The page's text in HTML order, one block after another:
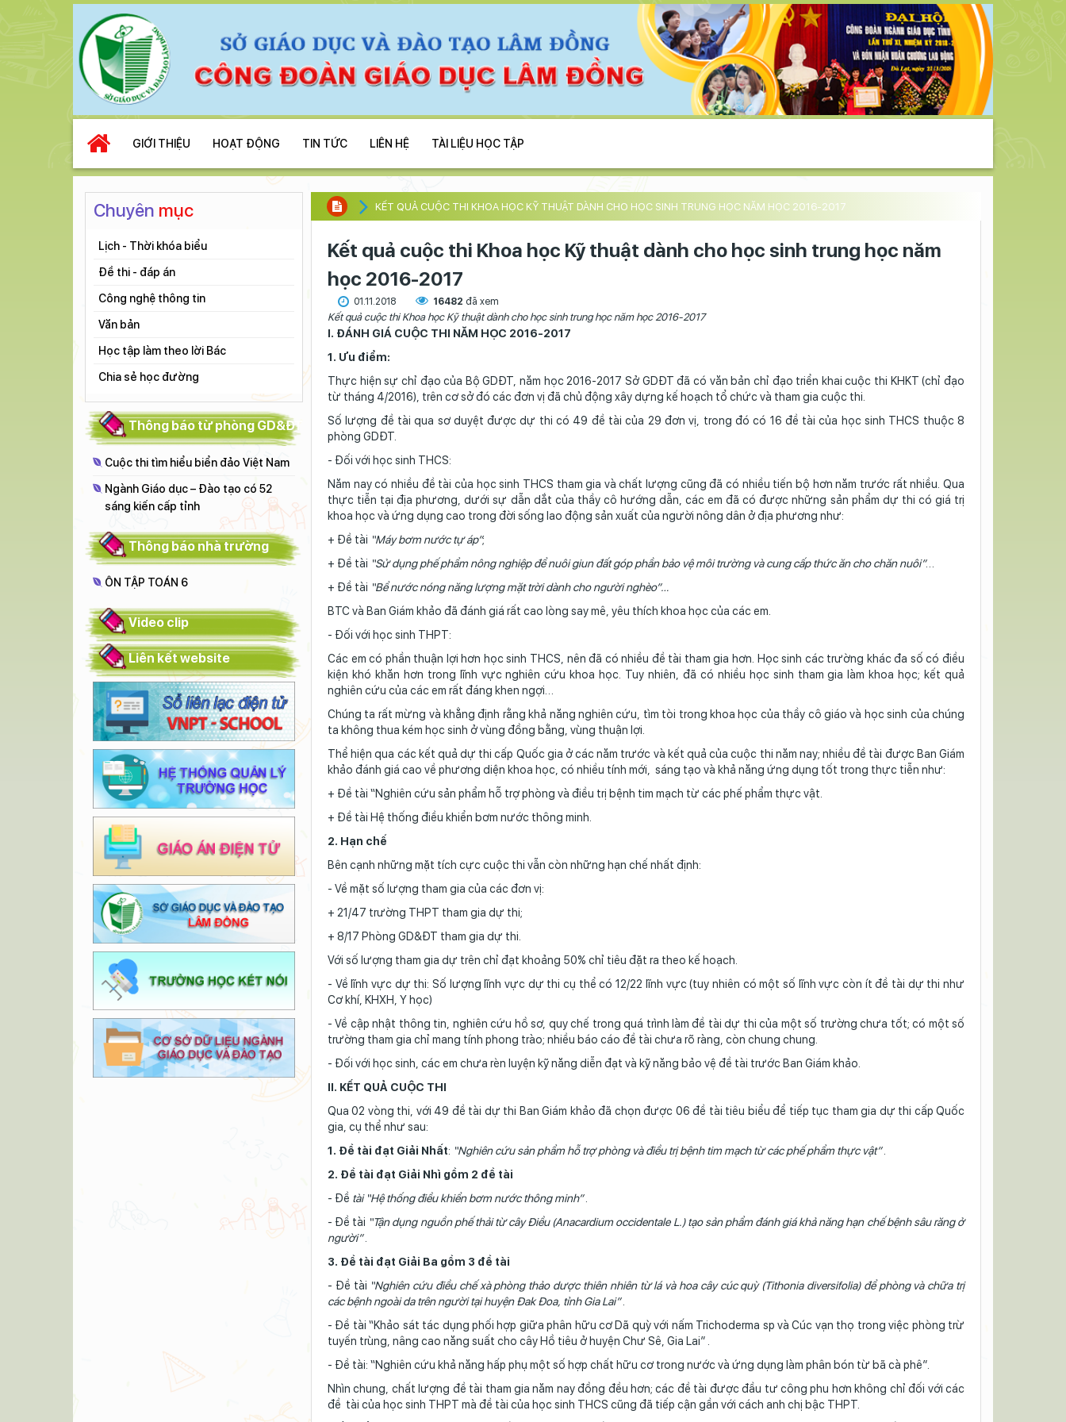
GIỚI THIỆU HOẠT ĐỘNG TIN TỨC LIÊN HỆ TÀI LIỆU HỌC TẬP
Chuyên mục
Lịch - Thời khóa biểu
Đề thi - đáp án
Công nghệ thông tin
Văn bản
Học tập làm theo lời Bác
Chia sẻ học đường
Thông báo từ phòng GD&ĐT
Cuộc thi tìm hiểu biển đảo Việt Nam
Ngành Giáo dục – Đào tạo có 52
sáng kiến cấp tỉnh
Thông báo nhà trường
ÔN TẬP TOÁN 6
Video clip
Liên kết website
KẾT QUẢ CUỘC THI KHOA HỌC KỸ THUẬT DÀNH CHO HỌC SINH TRUNG HỌC NĂM HỌC 2016-2017
Kết quả cuộc thi Khoa học Kỹ thuật dành cho học sinh trung học năm
học 2016-2017
01.11.2018 16482 đã xem
Kết quả cuộc thi Khoa học Kỹ thuật dành cho học sinh trung học năm học 2016-2017
I. ĐÁNH GIÁ CUỘC THI NĂM HỌC 2016-2017
1. Ưu điểm:
Thực hiện sự chỉ đạo của Bộ GDĐT, năm học 2016-2017 Sở GDĐT đã có văn bản chỉ đạo triển khai cuộc thi KHKT (chỉ đạo
từ tháng 4/2016), trên cơ sở đó các đơn vị đã chủ động xây dựng kế hoạch tổ chức và tham gia cuộc thi.
Số lượng đề tài qua sơ duyệt được dự thi có 49 đề tài của 29 đơn vị, trong đó có 16 đề tài của học sinh THCS thuộc 8
phòng GDĐT.
- Đối với học sinh THCS:
Năm nay có nhiều đề tài của học sinh THCS tham gia và chất lượng cũng đã có nhiều tiến bộ hơn năm trước rất nhiều. Qua
thực tiễn tại địa phương, dưới sự dẫn dắt của thầy cô hướng dẫn, các em đã có được những sản phẩm dự thi có giá trị
khoa học và ứng dụng cao trong đời sống lao động sản xuất của người nông dân ở địa phương như:
+ Đề tài “Máy bơm nước tự áp”;
+ Đề tài “Sử dụng phế phẩm nông nghiệp để nuôi giun đất góp phần bảo vệ môi trường và cung cấp thức ăn cho chăn nuôi”…
+ Đề tài “Bể nước nóng năng lượng mặt trời dành cho người nghèo”…
BTC và Ban Giám khảo đã đánh giá rất cao lòng say mê, yêu thích khoa học của các em.
- Đối với học sinh THPT:
Các em có phần thuận lợi hơn học sinh THCS, nên đã có nhiều đề tài tham gia hơn. Học sinh các trường khác đa số có điều
kiện khó khăn hơn trong lĩnh vực nghiên cứu khoa học. Tuy nhiên, đã có nhiều học sinh tham gia làm khoa học; kết quả
nghiên cứu của các em rất đáng khen ngợi…
Chúng ta rất mừng và khẳng định rằng khả năng nghiên cứu, tìm tòi trong khoa học của thầy cô giáo và học sinh của chúng
ta không thua kém học sinh ở vùng đồng bằng, vùng thuận lợi.
Thể hiện qua các kết quả dự thi cấp Quốc gia ở các năm trước và kết quả của cuộc thi năm nay; nhiều đề tài được Ban Giám
khảo đánh giá cao về phương diện khoa học, có nhiều tính mới, sáng tạo và khả năng ứng dụng tốt trong thực tiễn như:
+ Đề tài “Nghiên cứu sản phẩm hỗ trợ phòng và điều trị bệnh tim mạch từ các phế phẩm thực vật.
+ Đề tài Hệ thống điều khiển bơm nước thông minh.
2. Hạn chế
Bên cạnh những mặt tích cực cuộc thi vẫn còn những hạn chế nhất định:
- Về mặt số lượng tham gia của các đơn vị:
+ 21/47 trường THPT tham gia dự thi;
+ 8/17 Phòng GD&ĐT tham gia dự thi.
Với số lượng tham gia dự trên chỉ đạt khoảng 50% chỉ tiêu đặt ra theo kế hoạch.
- Về lĩnh vực dự thi: Số lượng lĩnh vực dự thi cụ thể có 12/22 lĩnh vực (tuy nhiên có một số lĩnh vực còn ít đề tài dự thi như
Cơ khí, KHXH, Y học)
- Về cập nhật thông tin, nghiên cứu hồ sơ, quy chế trong quá trình làm đề tài dự thi của một số trường chưa tốt; có một số
trường tham gia chỉ mang tính phong trào; nhiều báo cáo đề tài chưa rõ ràng, còn chung chung.
- Đối với học sinh, các em chưa rèn luyện kỹ năng diễn đạt và kỹ năng bảo vệ đề tài trước Ban Giám khảo.
II. KẾT QUẢ CUỘC THI
Qua 02 vòng thi, với 49 đề tài dự thi Ban Giám khảo đã chọn được 06 đề tài tiêu biểu để tiếp tục tham gia dự thi cấp Quốc
gia, cụ thể như sau:
1. Đề tài đạt Giải Nhất: “Nghiên cứu sản phẩm hỗ trợ phòng và điều trị bệnh tim mạch từ các phế phẩm thực vật”.
2. Đề tài đạt Giải Nhì gồm 2 đề tài
- Đề tài “Hệ thống điều khiển bơm nước thông minh”.
- Đề tài “Tận dụng nguồn phế thải từ cây Điều (Anacardium occidentale L.) tạo sản phẩm đánh giá khả năng hạn chế bệnh sâu răng ở
người”.
3. Đề tài đạt Giải Ba gồm 3 đề tài
- Đề tài “Nghiên cứu điều chế xà phòng thảo dược thiên nhiên từ lá và hoa cây cúc quỳ (Tithonia diversifolia) để phòng và chữa trị
các bệnh ngoài da trên người tại huyện Đak Đoa, tỉnh Gia Lai”.
- Đề tài “Khảo sát tác dụng phối hợp giữa phân hữu cơ Dã quỳ với nấm Trichoderma sp và Cúc vạn thọ trong việc phòng trừ
tuyến trùng, nâng cao năng suất cho cây Hồ tiêu ở huyện Chư Sê, Gia Lai” .
- Đề tài: “Nghiên cứu khả năng hấp phụ một số hợp chất hữu cơ trong nước và ứng dụng làm phân bón từ bã cà phê”.
Nhìn chung, chất lượng đề tài tham gia năm nay đồng đều hơn; các đề tài được đầu tư công phu hơn không chỉ đối với các
đề tài của học sinh THPT mà đề tài của học sinh THCS cũng đã tiếp cận gần với cách anh chị bậc THPT.